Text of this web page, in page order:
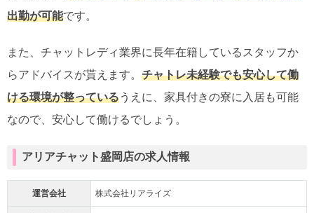
出勤が可能です。
また、チャットレディ業界に長年在籍しているスタッフか
らアドバイスが貰えます。 チャトレ未経験でも安心して働
ける環境が整っているうえに、家具付きの寮に入居も可能
なので、安心して働けるでしょう。
アリアチャット盛岡店の求人情報
運営会社 株式会社リアライズ